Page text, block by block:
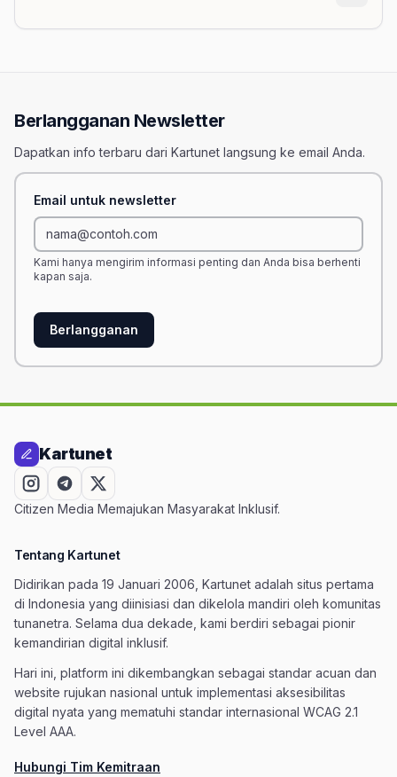
Berlangganan Newsletter
Dapatkan info terbaru dari Kartunet langsung ke email Anda.
Email untuk newsletter
Kami hanya mengirim informasi penting dan Anda bisa berhenti
kapan saja.
Berlangganan
Kartunet
Citizen Media Memajukan Masyarakat Inklusif.
Tentang Kartunet
Didirikan pada 19 Januari 2006, Kartunet adalah situs pertama
di Indonesia yang diinisiasi dan dikelola mandiri oleh komunitas
tunanetra. Selama dua dekade, kami berdiri sebagai pionir
kemandirian digital inklusif.
Hari ini, platform ini dikembangkan sebagai standar acuan dan
website rujukan nasional untuk implementasi aksesibilitas
digital nyata yang mematuhi standar internasional WCAG 2.1
Level AAA.
Hubungi Tim Kemitraan